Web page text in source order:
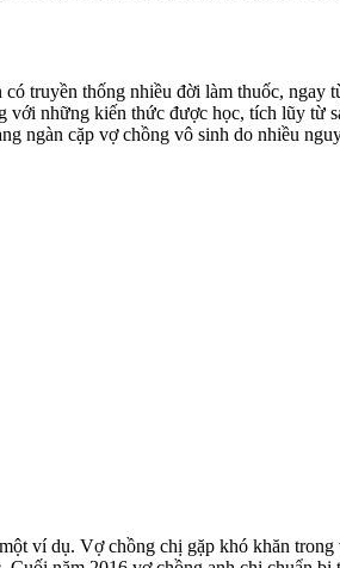
truyền thống nhiều đời làm thuốc,
những kiến thức được học, tích lũy
ngàn cặp vợ chồng vô sinh do nhiều
ví dụ. Vợ chồng chị gặp khó khăn